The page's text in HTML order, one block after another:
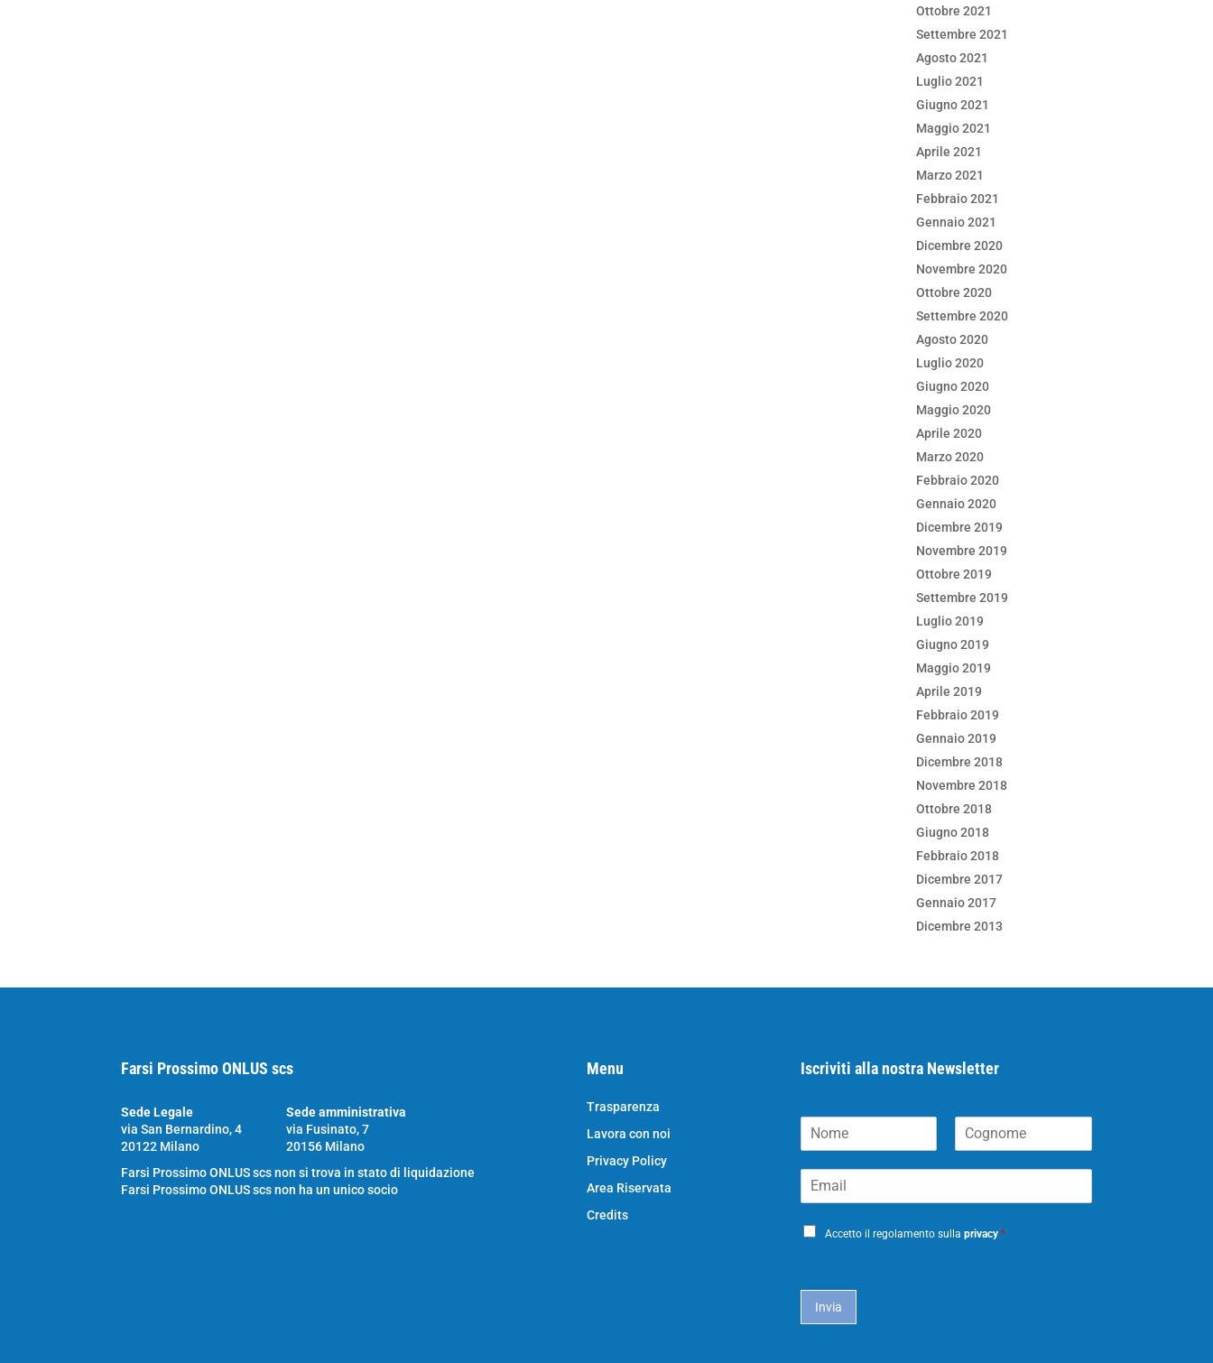
Ottobre 2021
Settembre 2021
Agosto 2021
Luglio 2021
Giugno 2021
Maggio 2021
Aprile 2021
Marzo 2021
Febbraio 2021
Gennaio 2021
Dicembre 2020
Novembre 2020
Ottobre 2020
Settembre 2020
Agosto 2020
Luglio 2020
Giugno 2020
Maggio 2020
Aprile 2020
Marzo 2020
Febbraio 2020
Gennaio 2020
Dicembre 2019
Novembre 2019
Ottobre 2019
Settembre 2019
Luglio 2019
Giugno 2019
Maggio 2019
Aprile 2019
Febbraio 2019
Gennaio 2019
Dicembre 2018
Novembre 2018
Ottobre 2018
Giugno 2018
Febbraio 2018
Dicembre 2017
Gennaio 2017
Dicembre 2013
Farsi Prossimo ONLUS scs
Sede Legale
via San Bernardino, 4
20122 Milano
Sede amministrativa
via Fusinato, 7
20156 Milano
Farsi Prossimo ONLUS scs non si trova in stato di liquidazione
Farsi Prossimo ONLUS scs non ha un unico socio
Menu
Trasparenza
Lavora con noi
Privacy Policy
Area Riservata
Credits
Iscriviti alla nostra Newsletter
o
e
o
n
m
m
P
Accetto il regolamento sulla privacy *
Invia